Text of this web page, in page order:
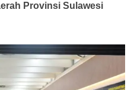
Provinsi Sulawesi